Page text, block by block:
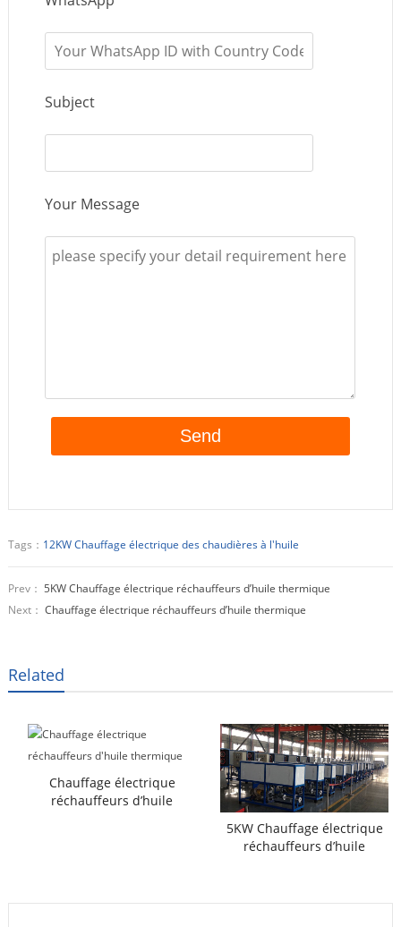
Subject
Your Message
Tags： 12KW Chauffage électrique des chaudières à l'huile
Prev： 5KW Chauffage électrique réchauffeurs d’huile thermique
Next： Chauffage électrique réchauffeurs d’huile thermique
Related
Chauffage électrique
réchauffeurs d’huile
5KW Chauffage électrique
réchauffeurs d’huile